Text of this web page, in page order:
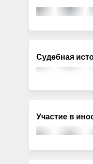
Судебная
Участие в